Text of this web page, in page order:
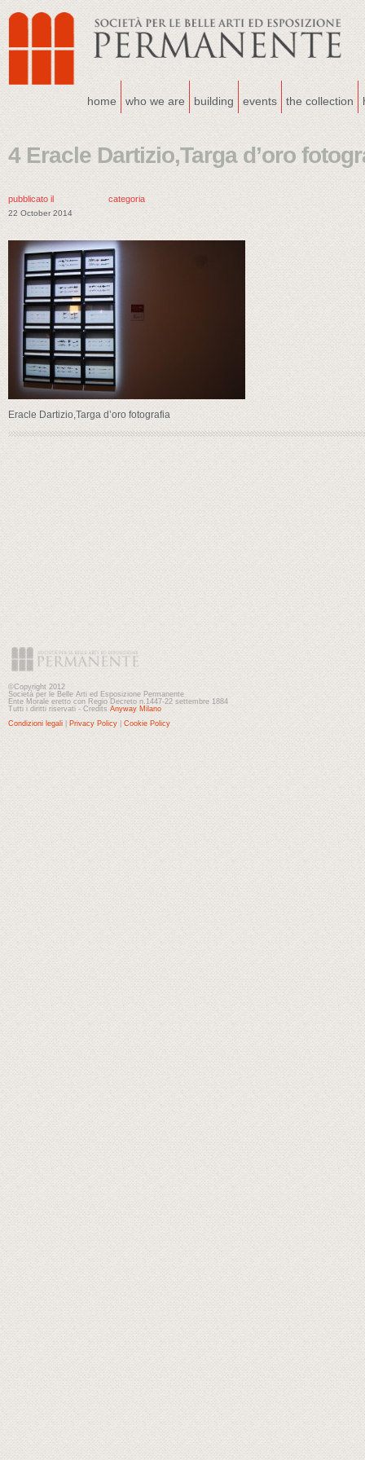
home who we are building events the collection
4 Eracle Dartizio,Targa d’oro
pubblicato il
22 October 2014
categoria
Eracle Dartizio,Targa d’oro fotografia
©Copyright 2012
Società per le Belle Arti ed Esposizione Permanente
Ente Morale eretto con Regio Decreto n.1447-22 settembre 1884
Tutti i diritti riservati - Credits Anyway Milano
Condizioni legali
Privacy Policy Cookie Policy